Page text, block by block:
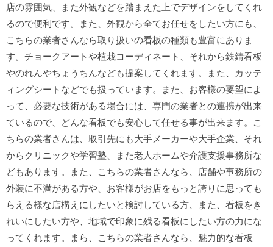
店の雰囲気、また外観などを踏まえた上でデザインをしてくれ
るので便利です。また、外観から全てお任せをしたい方にも、
こちらの業者さんなら取り扱いの看板の種類も豊富にありま
す。チョークアートや植栽コーディネート、それから鉄錆看板
やのれんやちょうちんなども提案してくれます。また、カッテ
ィングシートなどでも扱っています。また、お客様の要望によ
って、必要な技術がある場合には、専門の業者との連携が出来
ているので、どんな看板でも安心して任せる事が出来ます。こ
ちらの業者さんは、取引先にも大手メーカーや大手企業、それ
からクリニックや学習塾、また老人ホームや介護支援事務所な
どもあります。また、こちらの業者さんなら、店舗や事務所の
外装に不満がある方や、お客様がお店をもっと誇りに思っても
らえる様な店構えにしたいと検討している方、また、看板をき
れいにしたい方や、地域で印象に残る看板にしたい方の力にな
ってくれます。まら、こちらの業者さんなら、魅力的な看板